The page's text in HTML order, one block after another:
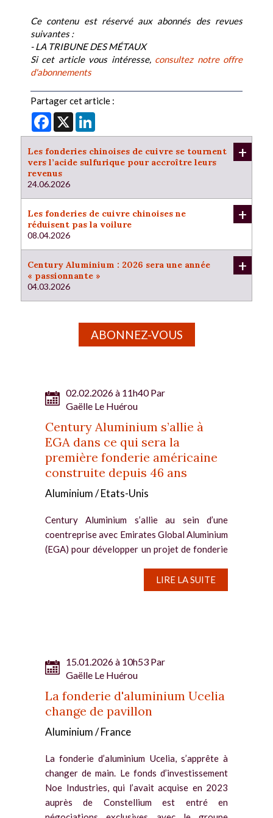
Ce contenu est réservé aux abonnés des revues
suivantes :
- LA TRIBUNE DES MÉTAUX
Si cet article vous intéresse, consultez notre offre
d'abonnements
Partager cet article :
Facebook
X
Les fonderies chinoises de cuivre se tournent
vers l’acide sulfurique pour accroître leurs
revenus
24.06.2026
+
Les fonderies de cuivre chinoises ne
réduisent pas la voilure
08.04.2026
+
Century Aluminium : 2026 sera une année
« passionnante »
04.03.2026
+
ABONNEZ-VOUS
02.02.2026 à 11h40 Par
Gaëlle Le Huérou
Century Aluminium s’allie à
EGA dans ce qui sera la
première fonderie américaine
construite depuis 46 ans
Aluminium / Etats-Unis
Century Aluminium s’allie au sein d’une
coentreprise avec Emirates Global Aluminium
(EGA) pour développer un projet de fonderie
première depuis 46 ans. Century Aluminium
prendra une participation...
LIRE LA SUITE
15.01.2026 à 10h53 Par
Gaëlle Le Huérou
La fonderie d'aluminium Ucelia
change de pavillon
Aluminium / France
La fonderie d’aluminium Ucelia, s’apprête à
changer de main. Le fonds d’investissement
Noe Industries, qui l’avait acquise en 2023
auprès de Constellium est entré en